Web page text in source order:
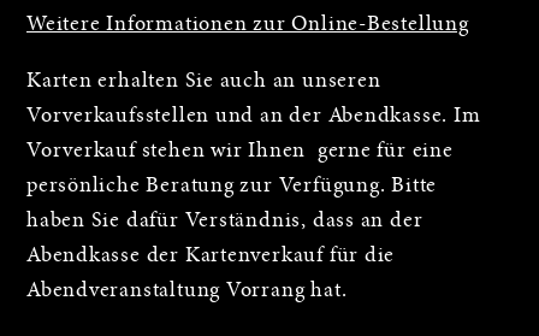
Weitere Informationen zur Online-Bestellung
Karten erhalten Sie auch an unseren
Vorverkaufsstellen und an der Abendkasse. Im
Vorverkauf stehen wir Ihnen gerne für eine
persönliche Beratung zur Verfügung. Bitte
haben Sie dafür Verständnis, dass an der
Abendkasse der Kartenverkauf für die
Abendveranstaltung Vorrang hat.